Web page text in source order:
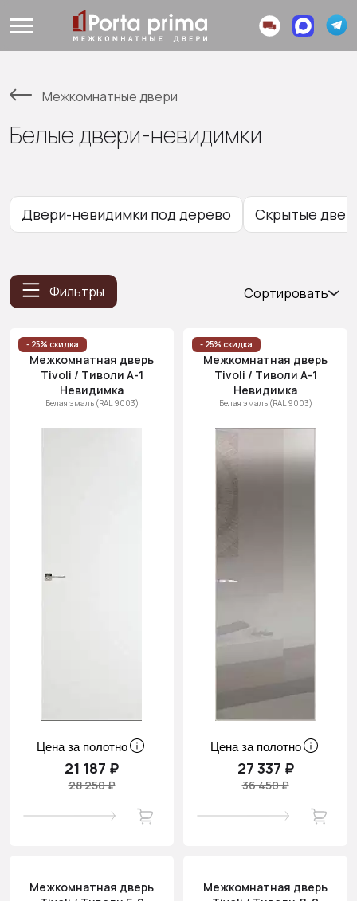
Межкомнатные двери
Белые двери-невидимки
Двери-невидимки под дерево Скрытые
Фильтры
Сортировать
Цена
(возр.)
Цена (убыв.)
Cначала
новинки
Cначала
скидки
- 25% скидка
Межкомнатная дверь
Tivoli / Тиволи А-1
Невидимка
Белая эмаль (RAL 9003)
Цена за полотно
21 187 ₽
28 250 ₽
- 25% скидка
Межкомнатная дверь
Tivoli / Тиволи А-1
Невидимка
Белая эмаль (RAL 9003)
Цена за полотно
27 337 ₽
36 450 ₽
Межкомнатная дверь
Межкомнатная дверь